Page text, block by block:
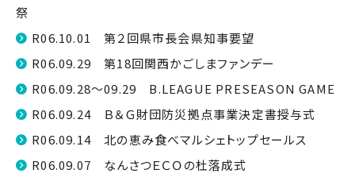
祭
R06.10.01 第２回県市長会県知事要望
R06.09.29 第18回関西かごしまファンデー
R06.09.28～09.29 B.LEAGUE PRESEASON GAME
R06.09.24 Ｂ＆Ｇ財団防災拠点事業決定書授与式
R06.09.14 北の恵み食べマルシェトップセールス
R06.09.07 なんさつＥＣＯの杜落成式